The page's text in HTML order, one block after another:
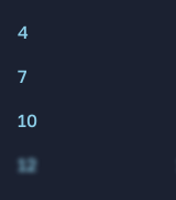
4
7
10
12